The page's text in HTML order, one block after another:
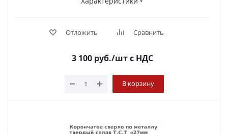
Отложить Сравнить
3 100руб./штс НДС
В корзину